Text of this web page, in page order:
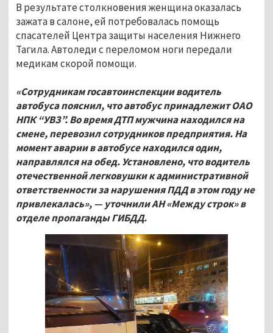
В результате столкновения женщина оказалась
зажата в салоне, ей потребовалась помощь
спасателей Центра защиты населения Нижнего
Тагила. Автоледи с переломом ноги передали
медикам скорой помощи.
«Сотрудникам госавтоинспекции водитель
автобуса пояснил, что автобус принадлежит ОАО
НПК “УВЗ”. Во время ДТП мужчина находился на
смене, перевозил сотрудников предприятия. На
момент аварии в автобусе находился один,
направлялся на обед. Установлено, что водитель
отечественной легковушки к административной
ответственности за нарушения ПДД в этом году не
привлекалась», — уточнили АН «Между строк» в
отделе пропаганды ГИБДД.